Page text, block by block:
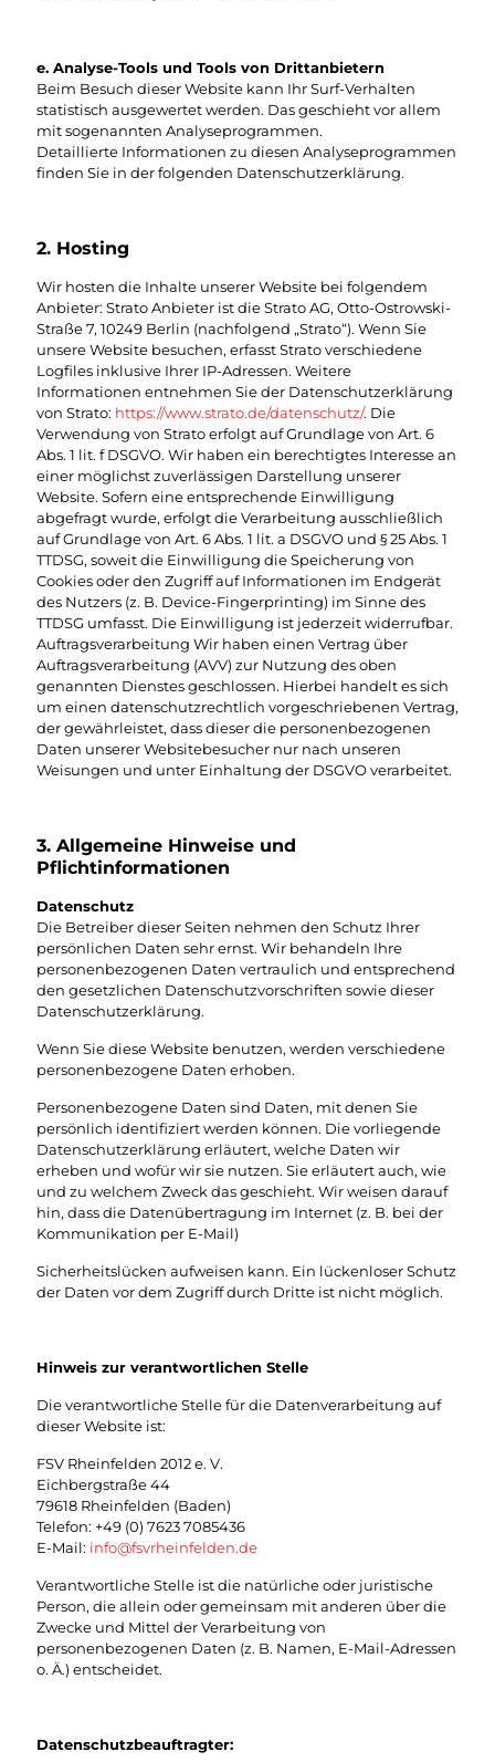
e. Analyse-Tools und Tools von Drittanbietern
Beim Besuch dieser Website kann Ihr Surf-Verhalten
statistisch ausgewertet werden. Das geschieht vor allem
mit sogenannten Analyseprogrammen.
Detaillierte Informationen zu diesen Analyseprogrammen
finden Sie in der folgenden Datenschutzerklärung.
2. Hosting
Wir hosten die Inhalte unserer Website bei folgendem
Anbieter: Strato Anbieter ist die Strato AG, Otto-Ostrowski-
Straße 7, 10249 Berlin (nachfolgend „Strato“). Wenn Sie
unsere Website besuchen, erfasst Strato verschiedene
Logfiles inklusive Ihrer IP-Adressen. Weitere
Informationen entnehmen Sie der Datenschutzerklärung
von Strato: https://www.strato.de/datenschutz/. Die
Verwendung von Strato erfolgt auf Grundlage von Art. 6
Abs. 1 lit. f DSGVO. Wir haben ein berechtigtes Interesse an
einer möglichst zuverlässigen Darstellung unserer
Website. Sofern eine entsprechende Einwilligung
abgefragt wurde, erfolgt die Verarbeitung ausschließlich
auf Grundlage von Art. 6 Abs. 1 lit. a DSGVO und § 25 Abs. 1
TTDSG, soweit die Einwilligung die Speicherung von
Cookies oder den Zugriff auf Informationen im Endgerät
des Nutzers (z. B. Device-Fingerprinting) im Sinne des
TTDSG umfasst. Die Einwilligung ist jederzeit widerrufbar.
Auftragsverarbeitung Wir haben einen Vertrag über
Auftragsverarbeitung (AVV) zur Nutzung des oben
genannten Dienstes geschlossen. Hierbei handelt es sich
um einen datenschutzrechtlich vorgeschriebenen Vertrag,
der gewährleistet, dass dieser die personenbezogenen
Daten unserer Websitebesucher nur nach unseren
Weisungen und unter Einhaltung der DSGVO verarbeitet.
3. Allgemeine Hinweise und
Pflichtinformationen
Datenschutz
Die Betreiber dieser Seiten nehmen den Schutz Ihrer
persönlichen Daten sehr ernst. Wir behandeln Ihre
personenbezogenen Daten vertraulich und entsprechend
den gesetzlichen Datenschutzvorschriften sowie dieser
Datenschutzerklärung.
Wenn Sie diese Website benutzen, werden verschiedene
personenbezogene Daten erhoben.
Personenbezogene Daten sind Daten, mit denen Sie
persönlich identifiziert werden können. Die vorliegende
Datenschutzerklärung erläutert, welche Daten wir
erheben und wofür wir sie nutzen. Sie erläutert auch, wie
und zu welchem Zweck das geschieht. Wir weisen darauf
hin, dass die Datenübertragung im Internet (z. B. bei der
Kommunikation per E-Mail)
Sicherheitslücken aufweisen kann. Ein lückenloser Schutz
der Daten vor dem Zugriff durch Dritte ist nicht möglich.
Hinweis zur verantwortlichen Stelle
Die verantwortliche Stelle für die Datenverarbeitung auf
dieser Website ist:
FSV Rheinfelden 2012 e. V.
Eichbergstraße 44
79618 Rheinfelden (Baden)
Telefon: +49 (0) 7623 7085436
E-Mail: info@fsvrheinfelden.de
Verantwortliche Stelle ist die natürliche oder juristische
Person, die allein oder gemeinsam mit anderen über die
Zwecke und Mittel der Verarbeitung von
personenbezogenen Daten (z. B. Namen, E-Mail-Adressen
o. Ä.) entscheidet.
Datenschutzbeauftragter: